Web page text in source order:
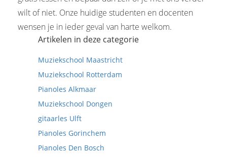
wilt of niet. Onze huidige studenten en docenten
wensen je in ieder geval van harte welkom.
Artikelen in deze categorie
Muziekschool Maastricht
Muziekschool Rotterdam
Pianoles Alkmaar
Muziekschool Dongen
gitaarles Ulft
Pianoles Gorinchem
Pianoles Den Bosch